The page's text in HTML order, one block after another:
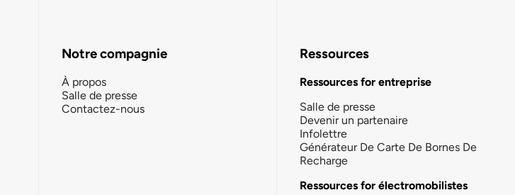
Notre compagnie
À propos
Salle de presse
Contactez-nous
Ressources
Ressources for entreprise
Salle de presse
Devenir un partenaire
Infolettre
Générateur De Carte De Bornes De
Recharge
Ressources for électromobilistes